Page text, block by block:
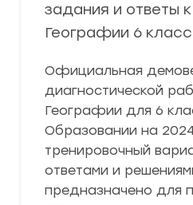
задания и ответы
Географии 6 класс
Официальная
диагностической
Географии для 6
Образовании на
тренировочный
ответами и
предназначено для